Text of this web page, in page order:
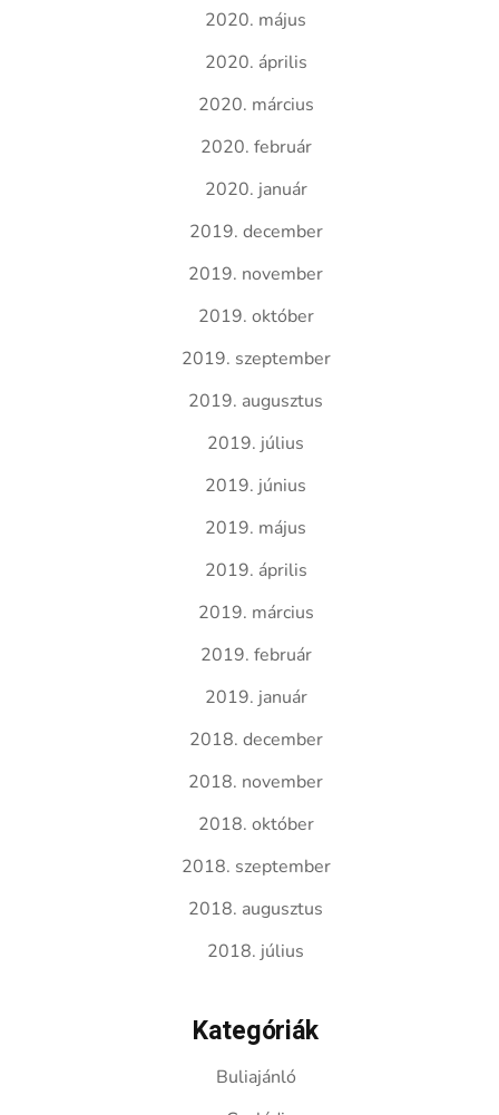
2020. május
2020. április
2020. március
2020. február
2020. január
2019. december
2019. november
2019. október
2019. szeptember
2019. augusztus
2019. július
2019. június
2019. május
2019. április
2019. március
2019. február
2019. január
2018. december
2018. november
2018. október
2018. szeptember
2018. augusztus
2018. július
Kategóriák
Buliajánló